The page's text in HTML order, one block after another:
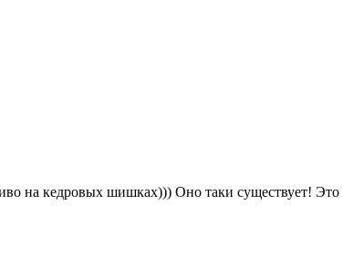
на кедровых шишках))) Оно таки существует! Это